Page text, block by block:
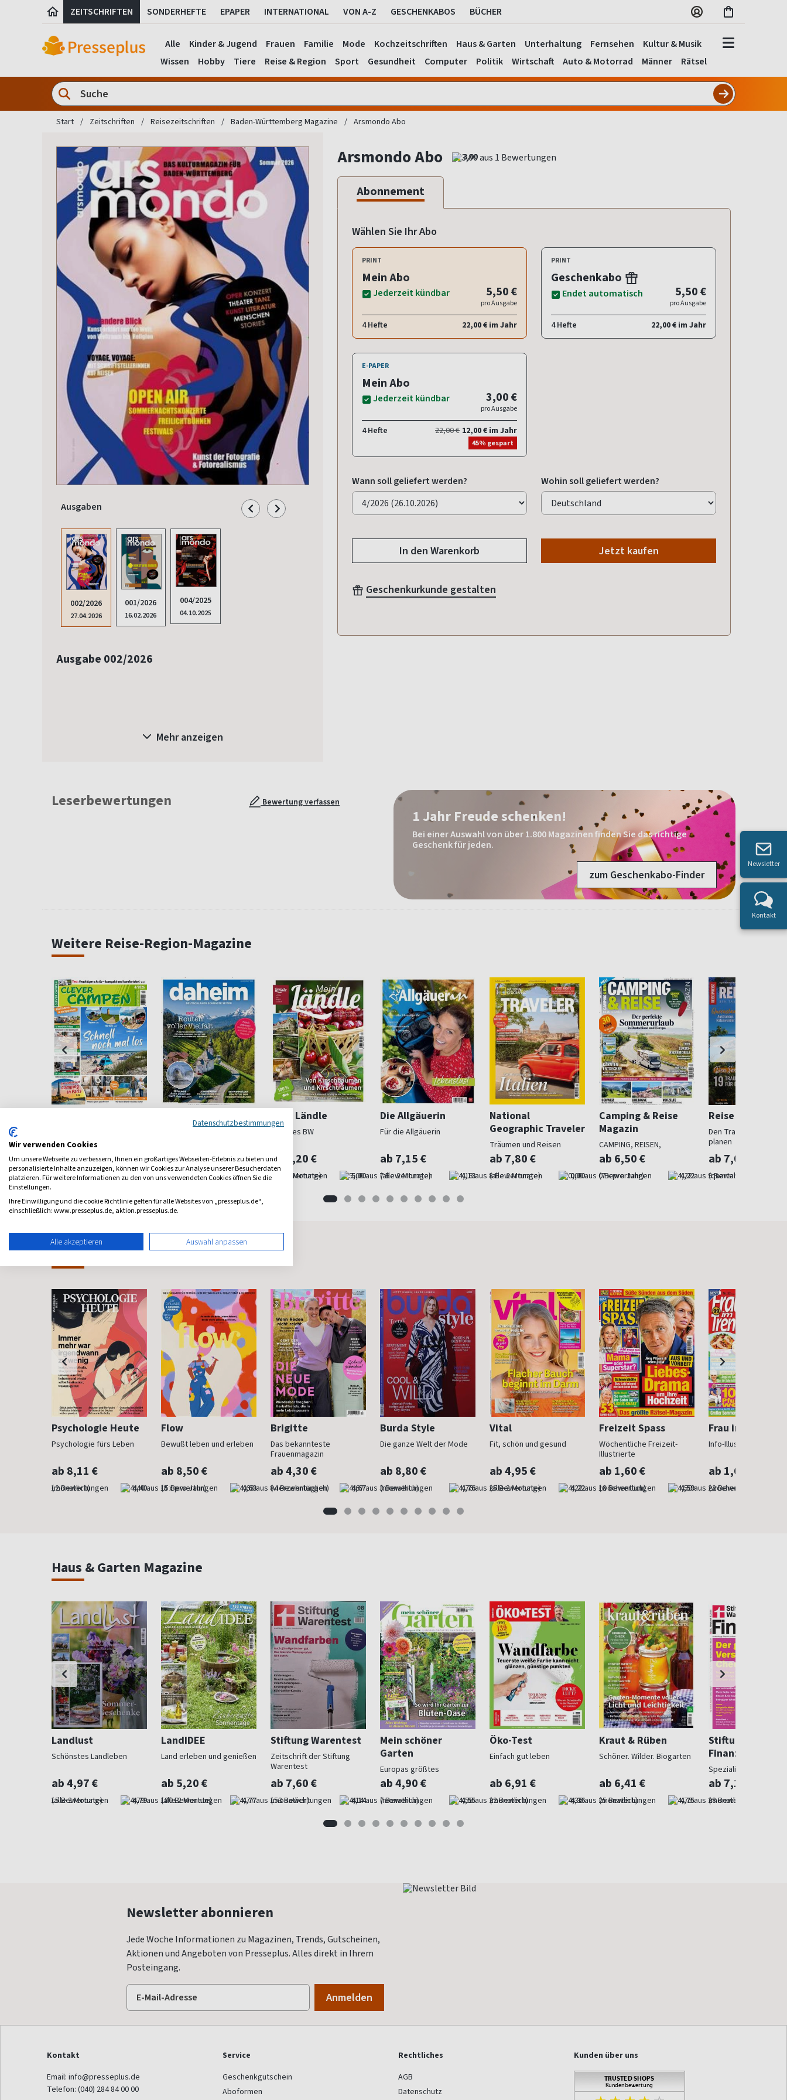
ZEITSCHRIFTEN SONDERHEFTE EPAPER INTERNATIONAL VON A-Z GESCHENKABOS BÜCHER
Alle Kinder & Jugend Frauen Familie Mode Kochzeitschriften Haus & Garten Unterhaltung Fernsehen
Kultur & Musik
Wissen
Hobby Tiere Reise & Region Sport Gesundheit Computer Politik Wirtschaft Auto & Motorrad Männer Rätsel
Start Zeitschriften Reisezeitschriften Baden-Württemberg Magazine Arsmondo Abo
Ausgaben
002/2026
27.04.2026
001/2026
16.02.2026
004/2025
04.10.2025
Ausgabe 002/2026
Mehr anzeigen
Arsmondo Abo 3,00
Abonnement
Wählen Sie Ihr Abo
PRINT
Mein Abo
Jederzeit kündbar 5,50 €
pro Ausgabe
4 Hefte 22,00 € im Jahr
PRINT
Geschenkabo
Endet automatisch 5,50 €
pro Ausgabe
4 Hefte 22,00 € im Jahr
E-PAPER
Mein Abo
Jederzeit kündbar 3,00 €
pro Ausgabe
4 Hefte 22,00 € 12,00 € im Jahr
45% gespart
Wann soll geliefert werden? Wohin soll geliefert werden?
In den Warenkorb Jetzt kaufen
Geschenkurkunde gestalten
Leserbewertungen Bewertung verfassen
1 Jahr Freude schenken!
Bei einer Auswahl von über 1.800 Magazinen finden Sie das richtige
Geschenk für jeden.
zum Geschenkabo-Finder
Weitere Reise-Region-Magazine
Alb
5,00
ab 4,20 €
(5 x pro Jahr) 4,80
Deutschland
Seiten
ab 5,95 €
(alle 2 Monate) 4,20
Mein Ländle
Schönes BW
ab 6,20 €
(alle 2 Monate) 5,00
Die Allgäuerin
Für die Allgäuerin
ab 7,15 €
(alle 2 Monate) 4,13
National
Geographic Traveler
Träumen und Reisen
ab 7,80 €
(alle 2 Monate) 0,00
Camping & Reise
Magazin
CAMPING, REISEN,
OUTDOOR
ab 6,50 €
(7 x pro Jahr) 4,22
Reise und Preise
Den Traumurlaub
planen
ab 7,00 €
(quartalsweise)
Frauenzeitschriften
Psychologie Heute
Psychologie fürs Leben
ab 8,11 €
(monatlich) 4,40
Flow
Bewußt leben und erleben
ab 8,50 €
(8 x pro Jahr) 4,63
Brigitte
Das bekannteste
Frauenmagazin
ab 4,30 €
(vierzehntäglich) 4,67
Burda Style
Die ganze Welt der Mode
ab 8,80 €
(monatlich) 4,76
Vital
Fit, schön und gesund
ab 4,95 €
(alle 2 Monate) 4,22
Freizeit Spass
Wöchentliche Freizeit-
Illustrierte
ab 1,60 €
(wöchentlich) 4,59
Frau im Trend
Info-Illustrierte für
ab 1,60 €
(wöchentlich)
Haus & Garten Magazine
Landlust
Schönstes Landleben
ab 4,97 €
(alle 2 Monate) 4,79
LandIDEE
Land erleben und genießen
ab 5,20 €
(alle 2 Monate) 4,77
Stiftung Warentest
Zeitschrift der Stiftung
Warentest
ab 7,60 €
(monatlich) 4,14
Mein schöner
Garten
Europas größtes
Gartenmagazin
ab 4,90 €
(monatlich) 4,55
Öko-Test
Einfach gut leben
ab 6,91 €
(monatlich) 4,36
Kraut & Rüben
Schöner. Wilder. Biogarten
ab 6,41 €
(monatlich) 4,75
Stiftung
Finanzen
Spezialist in
ab 7,10 €
(monatlich)
Newsletter abonnieren
Jede Woche Informationen zu Magazinen, Trends, Gutscheinen,
Aktionen und Angeboten von Presseplus. Alles direkt in Ihrem
Posteingang.
Kontakt
Email: info@presseplus.de
Telefon: (040) 284 84 00 00
Service
Geschenkgutschein
Aboformen
Rechtliches
AGB
Datenschutz
Kunden über uns
Newsletter
Kontakt
Datenschutzbestimmungen
Wir verwenden Cookies
Um unsere Webseite zu verbessern, Ihnen ein großartiges Webseiten-Erlebnis zu bieten und
personalisierte Inhalte anzuzeigen, können wir Cookies zur Analyse unserer Besucherdaten
platzieren. Für weitere Informationen zu den von uns verwendeten Cookies öffnen Sie die
Einstellungen.
Ihre Einwilligung und die cookie Richtlinie gelten für alle Websites von „presseplus.de“,
einschließlich: www.presseplus.de, aktion.presseplus.de.
Alle akzeptieren Auswahl anpassen